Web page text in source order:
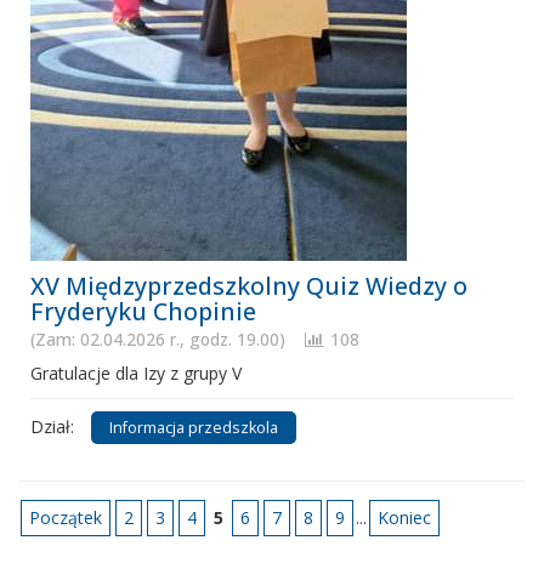
XV Międzyprzedszkolny Quiz Wiedzy o
Fryderyku Chopinie
(Zam: 02.04.2026 r., godz. 19.00)
108
Gratulacje dla Izy z grupy V
Dział: Informacja przedszkola
Początek 2 3 4 5 6 7 8 9 ... Koniec